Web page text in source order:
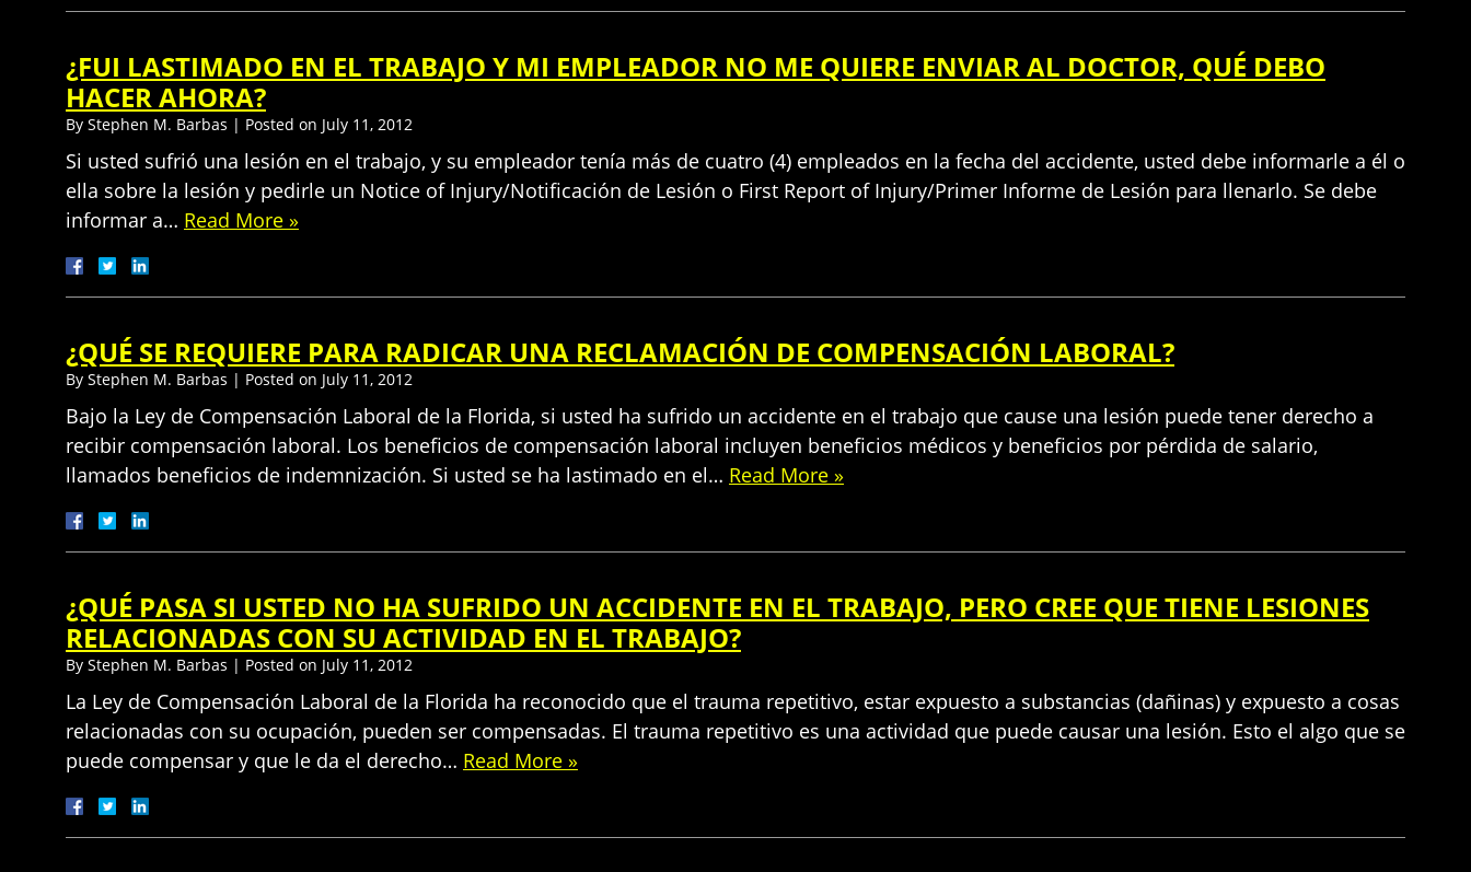
¿FUI LASTIMADO EN EL TRABAJO Y MI EMPLEADOR NO ME QUIERE ENVIAR AL DOCTOR, QUÉ DEBO
HACER AHORA?
By Stephen M. Barbas | Posted on July 11, 2012
Si usted sufrió una lesión en el trabajo, y su empleador tenía más de cuatro (4) empleados en la fecha del accidente, usted debe informarle a él o
ella sobre la lesión y pedirle un Notice of Injury/Notificación de Lesión o First Report of Injury/Primer Informe de Lesión para llenarlo. Se debe
informar a… Read More »
¿QUÉ SE REQUIERE PARA RADICAR UNA RECLAMACIÓN DE COMPENSACIÓN LABORAL?
By Stephen M. Barbas | Posted on July 11, 2012
Bajo la Ley de Compensación Laboral de la Florida, si usted ha sufrido un accidente en el trabajo que cause una lesión puede tener derecho a
recibir compensación laboral. Los beneficios de compensación laboral incluyen beneficios médicos y beneficios por pérdida de salario,
llamados beneficios de indemnización. Si usted se ha lastimado en el… Read More »
¿QUÉ PASA SI USTED NO HA SUFRIDO UN ACCIDENTE EN EL TRABAJO, PERO CREE QUE TIENE LESIONES
RELACIONADAS CON SU ACTIVIDAD EN EL TRABAJO?
By Stephen M. Barbas | Posted on July 11, 2012
La Ley de Compensación Laboral de la Florida ha reconocido que el trauma repetitivo, estar expuesto a substancias (dañinas) y expuesto a cosas
relacionadas con su ocupación, pueden ser compensadas. El trauma repetitivo es una actividad que puede causar una lesión. Esto el algo que se
puede compensar y que le da el derecho… Read More »